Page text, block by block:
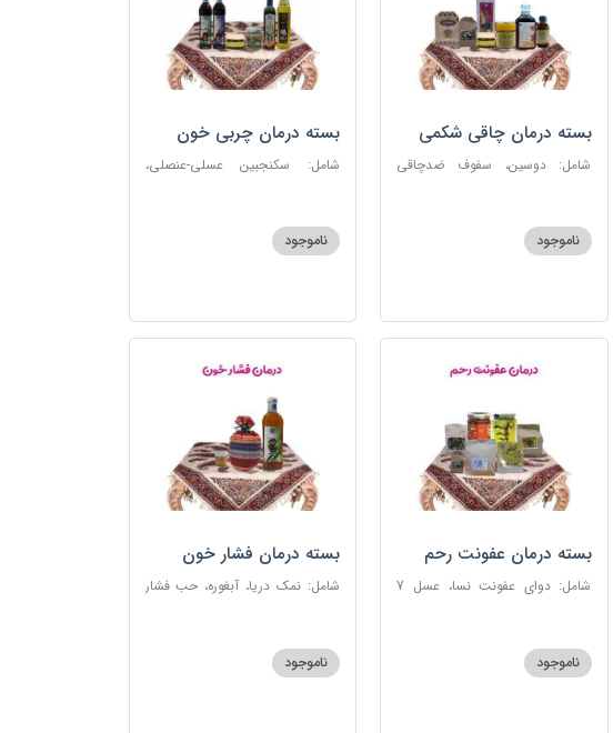
بسته درمان چاقی شکمی
شامل: دوسین، سفوف ضدچاقی
ناموجود
بسته درمان چربی خون
شامل: سکنجبین عسلی-عنصلی،
ناموجود
بسته درمان عفونت رحم
شامل: دوای عفونت نسا، عسل 7
اعلاناموجود
بسته درمان فشار خون
شامل: نمک دریا، آبغوره، حب فشار
ناموجود